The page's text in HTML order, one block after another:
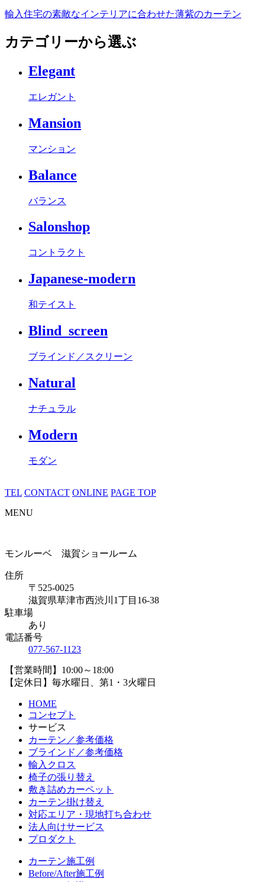
輸入住宅の素敵なインテリアに合わせた薄紫のカーテン
カテゴリーから選ぶ
Elegant
エレガント
Mansion
マンション
Balance
バランス
Salonshop
コントラクト
Japanese-modern
和テイスト
Blind_screen
ブラインド／スクリーン
Natural
ナチュラル
Modern
モダン
TEL CONTACT ONLINE PAGE TOP
MENU
モンルーベ 滋賀ショールーム
住所
〒525-0025
滋賀県草津市西渋川1丁目16-38
駐車場
あり
電話番号
077-567-1123
【営業時間】10:00～18:00
【定休日】毎水曜日、第1・3火曜日
HOME
コンセプト
サービス
カーテン／参考価格
ブラインド／参考価格
輸入クロス
椅子の張り替え
敷き詰めカーペット
カーテン掛け替え
対応エリア・現地打ち合わせ
法人向けサービス
プロダクト
カーテン施工例
Before/After施工例